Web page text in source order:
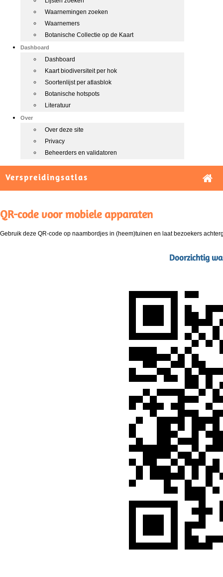
Waarnemingen zoeken
Waarnemers
Botanische Collectie op de Kaart
Dashboard
Dashboard
Kaart biodiversiteit per hok
Soortenlijst per atlasblok
Botanische hotspots
Literatuur
Over
Over deze site
Privacy
Beheerders en validatoren
Verspreidingsatlas
QR-code voor mobiele apparaten
Gebruik deze QR-code op naambordjes in (heem)tuinen en laat bezoekers
Doorzichtig